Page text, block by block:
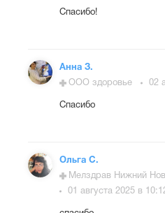
Спасибо!
Анна З.
ООО здоровье
02
Спасибо
Ольга С.
Мелздрав Нижний
01 августа 2025 в